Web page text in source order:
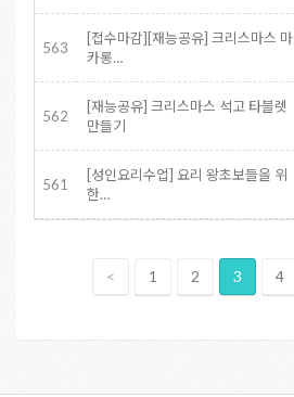
563
[접수마감][재능공유] 크리스마스 마
카롱…
562
[재능공유] 크리스마스 석고 타블렛
만들기
561
[성인요리수업] 요리 왕초보들을 위
한…
< 1 2 3 4